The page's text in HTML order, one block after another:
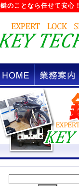
鍵のことなら任せて安心！